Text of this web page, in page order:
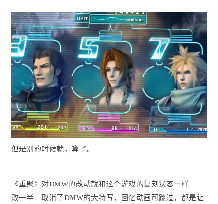
但是别的时候就，算了。
《重聚》对DMW的改动就和这个游戏的复刻状态一样——
改一半，取消了DMW的大特写，回忆动画可跳过，都是让